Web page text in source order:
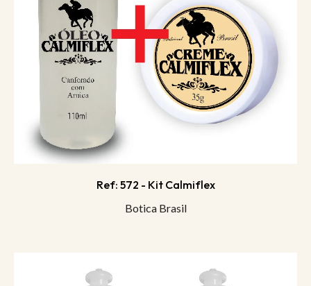
Ref: 572 - Kit Calmiflex
Botica Brasil